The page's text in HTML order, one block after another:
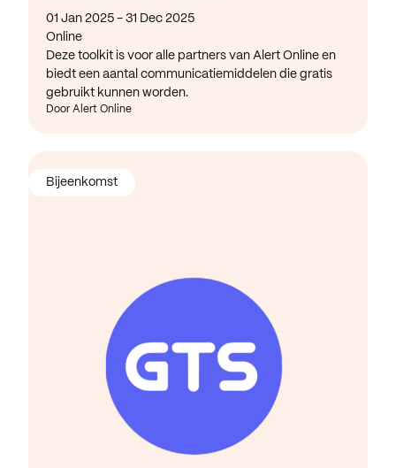
01 Jan 2025 - 31 Dec 2025
Online
Deze toolkit is voor alle partners van Alert Online en
biedt een aantal communicatiemiddelen die gratis
gebruikt kunnen worden.
Door Alert Online
Bijeenkomst